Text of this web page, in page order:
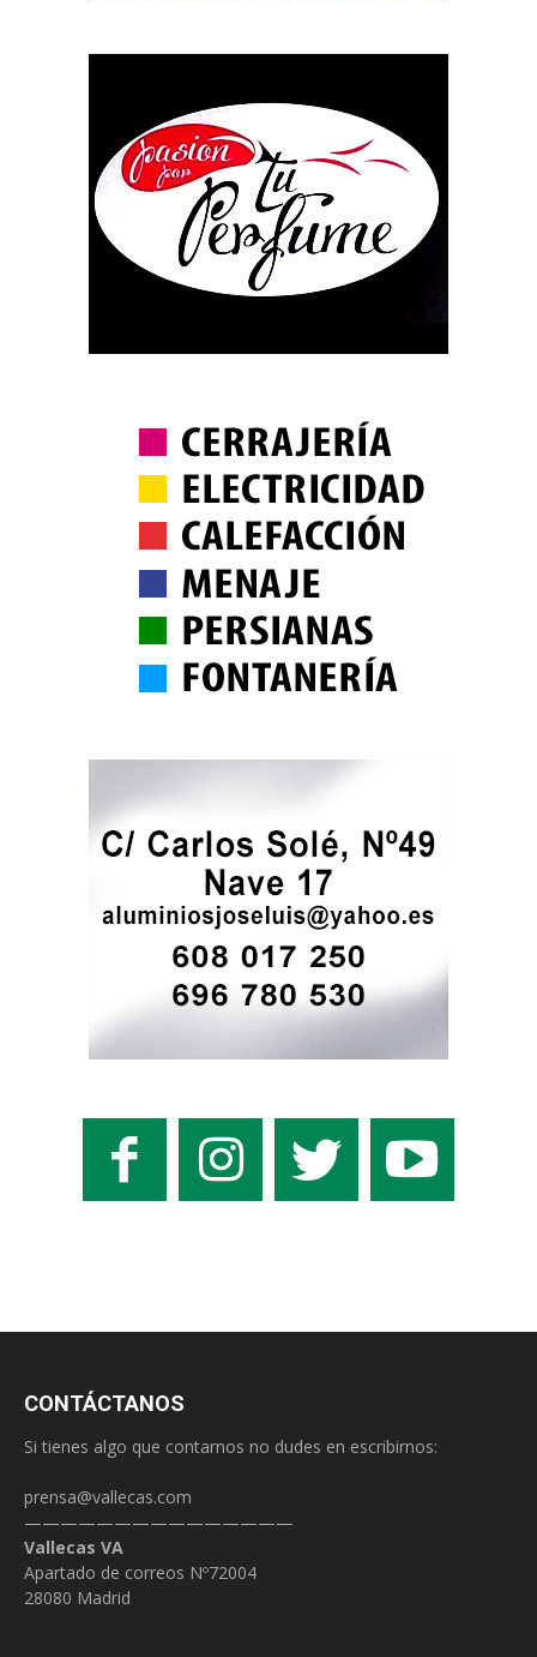
CONTÁCTANOS
Si tienes algo que contarnos no dudes en escribirnos:
prensa@vallecas.com
———————————————
Vallecas VA
Apartado de correos Nº72004
28080 Madrid